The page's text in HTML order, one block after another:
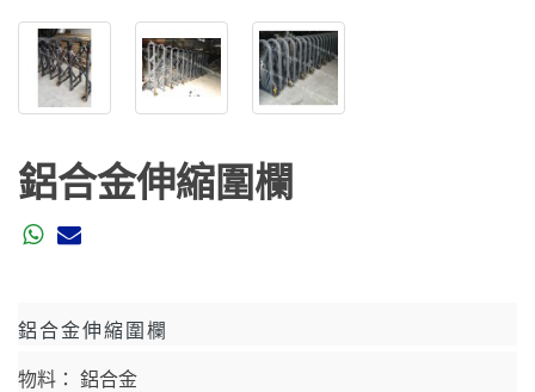
鋁合金伸縮圍欄
鋁合金伸縮圍欄
物料： 鋁合金